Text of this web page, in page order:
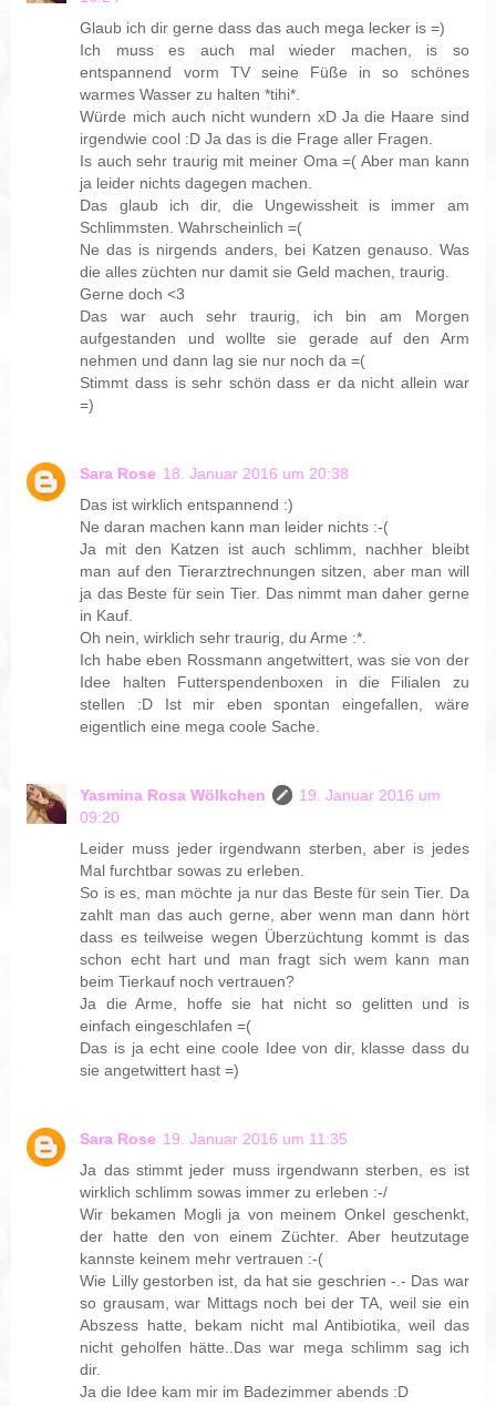
Glaub ich dir gerne dass das auch mega lecker is =)
Ich muss es auch mal wieder machen, is so
entspannend vorm TV seine Füße in so schönes
warmes Wasser zu halten *tihi*.
Würde mich auch nicht wundern xD Ja die Haare sind
irgendwie cool :D Ja das is die Frage aller Fragen.
Is auch sehr traurig mit meiner Oma =( Aber man kann
ja leider nichts dagegen machen.
Das glaub ich dir, die Ungewissheit is immer am
Schlimmsten. Wahrscheinlich =(
Ne das is nirgends anders, bei Katzen genauso. Was
die alles züchten nur damit sie Geld machen, traurig.
Gerne doch <3
Das war auch sehr traurig, ich bin am Morgen
aufgestanden und wollte sie gerade auf den Arm
nehmen und dann lag sie nur noch da =(
Stimmt dass is sehr schön dass er da nicht allein war
=)
Sara Rose 18. Januar 2016 um 20:38
Das ist wirklich entspannend :)
Ne daran machen kann man leider nichts :-(
Ja mit den Katzen ist auch schlimm, nachher bleibt
man auf den Tierarztrechnungen sitzen, aber man will
ja das Beste für sein Tier. Das nimmt man daher gerne
in Kauf.
Oh nein, wirklich sehr traurig, du Arme :*.
Ich habe eben Rossmann angetwittert, was sie von der
Idee halten Futterspendenboxen in die Filialen zu
stellen :D Ist mir eben spontan eingefallen, wäre
eigentlich eine mega coole Sache.
Yasmina Rosa Wölkchen
19. Januar 2016 um
09:20
Leider muss jeder irgendwann sterben, aber is jedes
Mal furchtbar sowas zu erleben.
So is es, man möchte ja nur das Beste für sein Tier. Da
zahlt man das auch gerne, aber wenn man dann hört
dass es teilweise wegen Überzüchtung kommt is das
schon echt hart und man fragt sich wem kann man
beim Tierkauf noch vertrauen?
Ja die Arme, hoffe sie hat nicht so gelitten und is
einfach eingeschlafen =(
Das is ja echt eine coole Idee von dir, klasse dass du
sie angetwittert hast =)
Sara Rose 19. Januar 2016 um 11:35
Ja das stimmt jeder muss irgendwann sterben, es ist
wirklich schlimm sowas immer zu erleben :-/
Wir bekamen Mogli ja von meinem Onkel geschenkt,
der hatte den von einem Züchter. Aber heutzutage
kannste keinem mehr vertrauen :-(
Wie Lilly gestorben ist, da hat sie geschrien -.- Das war
so grausam, war Mittags noch bei der TA, weil sie ein
Abszess hatte, bekam nicht mal Antibiotika, weil das
nicht geholfen hätte..Das war mega schlimm sag ich
dir.
Ja die Idee kam mir im Badezimmer abends :D